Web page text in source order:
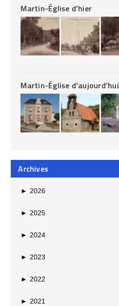
Martin-Église d’hier
Martin-Église d’aujourd’hui
Archives
► 2026
► 2025
► 2024
► 2023
► 2022
► 2021